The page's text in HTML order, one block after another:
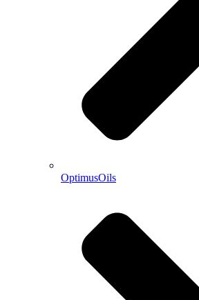
OptimusOils